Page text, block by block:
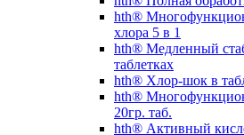
hth®
хлора 5 в 1
hth® Медленный
таблетках
hth® Хлор-шок в
hth®
20гр. таб.
hth® Активный